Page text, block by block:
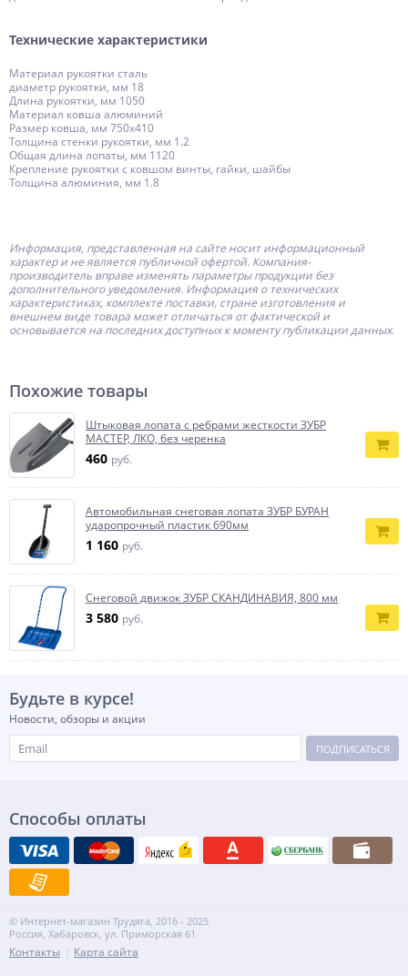
Технические характеристики
Материал рукоятки сталь
диаметр рукоятки, мм 18
Длина рукоятки, мм 1050
Материал ковша алюминий
Размер ковша, мм 750х410
Толщина стенки рукоятки, мм 1.2
Общая длина лопаты, мм 1120
Крепление рукоятки с ковшом винты, гайки, шайбы
Толщина алюминия, мм 1.8
Информация, представленная на сайте носит информационный
характер и не является публичной офертой. Компания-
производитель вправе изменять параметры продукции без
дополнительного уведомления. Информация о технических
характеристиках, комплекте поставки, стране изготовления и
внешнем виде товара может отличаться от фактической и
основывается на последних доступных к моменту публикации данных.
Похожие товары
Штыковая лопата c ребрами жесткости ЗУБР
МАСТЕР, ЛКО, без черенка
460 руб.
Автомобильная снеговая лопата ЗУБР БУРАН
ударопрочный пластик 690мм
1 160 руб.
Снеговой движок ЗУБР СКАНДИНАВИЯ, 800 мм
3 580 руб.
Будьте в курсе!
Новости, обзоры и акции
ПОДПИСАТЬСЯ
Способы оплаты
© Интернет-магазин Трудяга, 2016 - 2025
Россия, Хабаровск, ул. Приморская 61
Контакты Карта сайта